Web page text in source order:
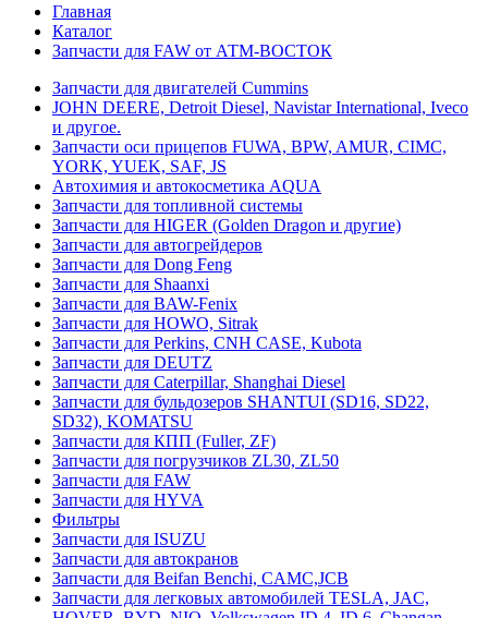
Главная
Каталог
Запчасти для FAW от АТМ-ВОСТОК
Запчасти для двигателей Cummins
JOHN DEERE, Detroit Diesel, Navistar International, Iveco
и другое.
Запчасти оси прицепов FUWA, BPW, AMUR, CIMC,
YORK, YUEK, SAF, JS
Автохимия и автокосметика AQUA
Запчасти для топливной системы
Запчасти для HIGER (Golden Dragon и другие)
Запчасти для автогрейдеров
Запчасти для Dong Feng
Запчасти для Shaanxi
Запчасти для BAW-Fenix
Запчасти для HOWO, Sitrak
Запчасти для Perkins, CNH CASE, Kubota
Запчасти для DEUTZ
Запчасти для Caterpillar, Shanghai Diesel
Запчасти для бульдозеров SHANTUI (SD16, SD22,
SD32), KOMATSU
Запчасти для КПП (Fuller, ZF)
Запчасти для погрузчиков ZL30, ZL50
Запчасти для FAW
Запчасти для HYVA
Фильтры
Запчасти для ISUZU
Запчасти для автокранов
Запчасти для Beifan Benchi, CAMC,JCB
Запчасти для легковых автомобилей TESLA, JAC,